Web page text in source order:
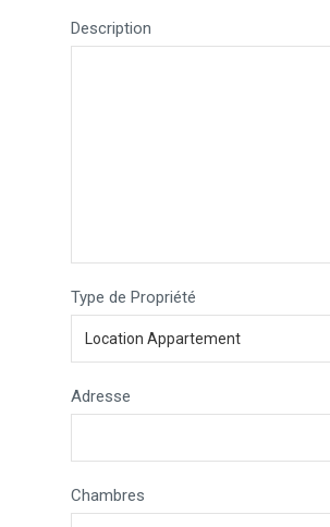
Description
Type de Propriété
Location Appartement
Adresse
Chambres